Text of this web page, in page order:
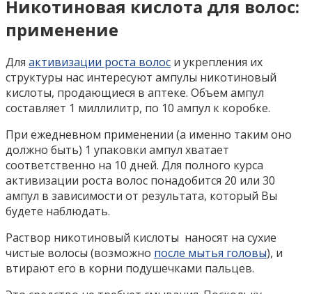
Никотиновая кислота для волос:
применение
Для активизации роста волос и укрепления их
структуры нас интересуют ампулы никотиновый
кислоты, продающиеся в аптеке. Объем ампул
составляет 1 миллилитр, по 10 ампул к коробке.
При ежедневном применении (а именно таким оно
должно быть) 1 упаковки ампул хватает
соответственно на 10 дней. Для полного курса
активизации роста волос понадобится 20 или 30
ампул в зависимости от результата, который Вы
будете наблюдать.
Раствор никотиновый кислоты наносят на сухие
чистые волосы (возможно после мытья головы), и
втирают его в корни подушечками пальцев.